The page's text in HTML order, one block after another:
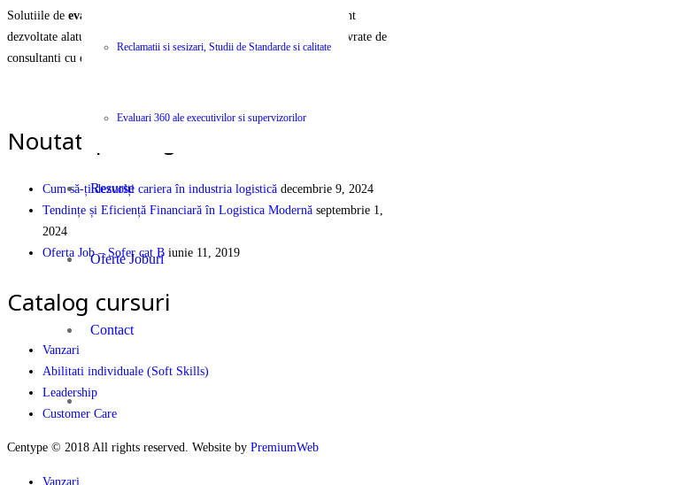
Reclamatii si sesizari, Studii de Standarde si calitate
Evaluari 360 ale executivilor si supervizorilor
Resurse
Oferte Joburi
Contact
Solutiile de evaluare, instruire, ajustare si operare
a activitatii sunt
dezvoltate alaturi de parteneri internationali recunoscuti si va sunt livrate de
consultanti cu experienta si expertiza certificata.
Noutati pe Blog
Cum să-ți dezvolți cariera în industria logistică decembrie 9, 2024
Tendințe și Eficiență Financiară în Logistica Modernă septembrie 1,
2024
Oferta Job – Sofer cat B iunie 11, 2019
Catalog cursuri
Vanzari
Abilitati individuale (Soft Skills)
Leadership
Customer Care
Centype © 2018 All rights reserved. Website by PremiumWeb
Vanzari